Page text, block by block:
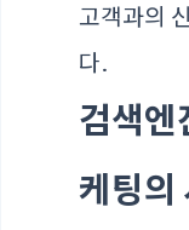
고객과의
다.
검색엔
케팅의